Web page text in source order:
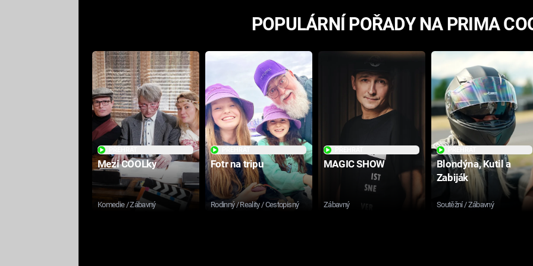
POPULÁRNÍ POŘADY NA PRIMA
Mezi COOLky
Komedie / Zábavný
Fotr na tripu
Rodinný / Reality / Cestopisný
MAGIC SHOW
Zábavný
Blondýna, Kutil a
Zabiják
Soutěžní / Zábavný